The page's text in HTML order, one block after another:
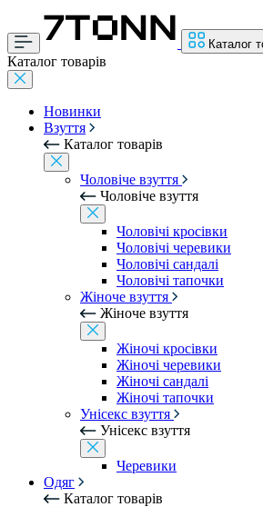
Каталог
Каталог товарів
Новинки
Взуття
Каталог товарів
Чоловіче взуття
Чоловіче взуття
Чоловічі кросівки
Чоловічі черевики
Чоловічі сандалі
Чоловічі тапочки
Жіноче взуття
Жіноче взуття
Жіночі кросівки
Жіночі черевики
Жіночі сандалі
Жіночі тапочки
Унісекс взуття
Унісекс взуття
Черевики
Одяг
Каталог товарів